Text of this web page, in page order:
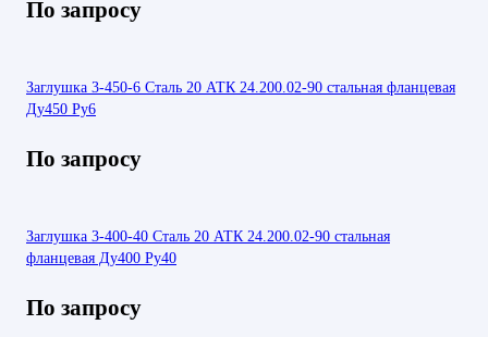
По запросу
Заглушка 3-450-6 Сталь 20 АТК 24.200.02-90 стальная фланцевая
Ду450 Ру6
По запросу
Заглушка 3-400-40 Сталь 20 АТК 24.200.02-90 стальная
фланцевая Ду400 Ру40
По запросу